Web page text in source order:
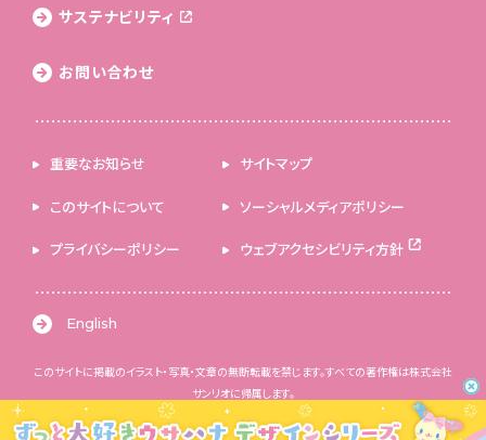
サステナビリティ
お問い合わせ
重要なお知らせ サイトマップ
このサイトについて ソーシャルメディアポリシー
プライバシーポリシー ウェブアクセシビリティ方針
English
このサイトに掲載のイラスト・写真・文章の無断転載を禁じます。すべての著作権は株式会社
サンリオに帰属します。
© 2026 SANRIO CO., LTD. 著作 株式会社サンリオ